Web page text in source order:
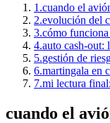
1.cuando el
2.evolución del
3.cómo
4.auto cash-out:
5.gestión de
6.martingala en
7.mi lectura
cuando el